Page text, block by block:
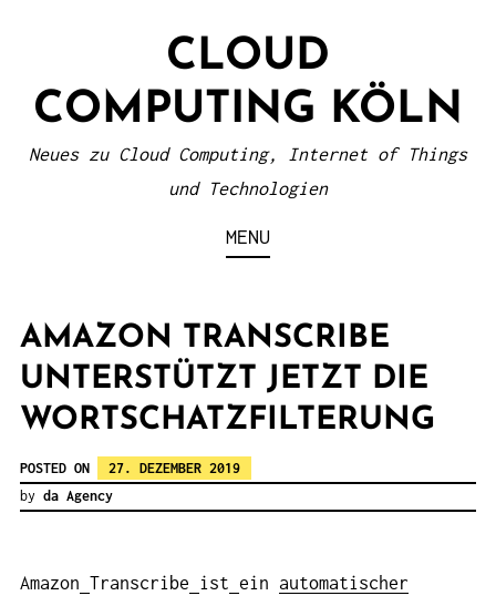
CLOUD
COMPUTING KÖLN
Neues zu Cloud Computing, Internet of Things
und Technologien
MENU
AMAZON TRANSCRIBE
UNTERSTÜTZT JETZT DIE
WORTSCHATZFILTERUNG
POSTED ON
27. DEZEMBER 2019
by da Agency
Amazon Transcribe ist ein automatischer